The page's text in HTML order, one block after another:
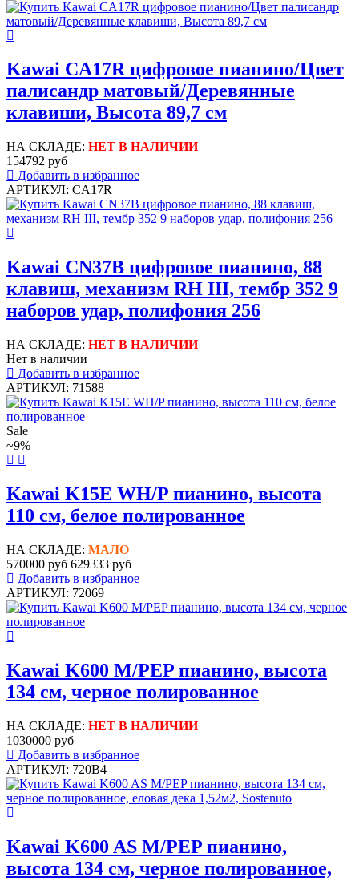
Kawai CA17R цифровое пианино/Цвет
палисандр матовый/Деревянные
клавиши, Высота 89,7 см
НА СКЛАДЕ: НЕТ В НАЛИЧИИ
154792 руб
Добавить в избранное
АРТИКУЛ: CA17R
Kawai CN37B цифровое пианино, 88
клавиш, механизм RH III, тембр 352 9
наборов удар, полифония 256
НА СКЛАДЕ: НЕТ В НАЛИЧИИ
Нет в наличии
Добавить в избранное
АРТИКУЛ: 71588
Sale
~9%
Kawai K15E WH/P пианино, высота
110 см, белое полированное
НА СКЛАДЕ: МАЛО
570000 руб 629333 руб
Добавить в избранное
АРТИКУЛ: 72069
Kawai K600 M/PEP пианино, высота
134 см, черное полированное
НА СКЛАДЕ: НЕТ В НАЛИЧИИ
1030000 руб
Добавить в избранное
АРТИКУЛ: 720B4
Kawai K600 AS M/PEP пианино,
высота 134 см, черное полированное,